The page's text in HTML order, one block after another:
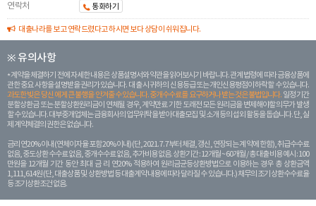
연락처
통화하기
대출나라를 보고 연락드렸다고 하시면 보다 상담이 쉬워집니다.
※ 유의사항
계약을 체결하기 전에 자세한 내용은 상품설명서와 약관을 읽어보시기 바랍니다. 관계 법령에 따라 금융상품에
관한 중요 사항을 설명받을 권리가 있습니다. 대 출 시 귀하의 신용등급 또는 개인신용평점이 하락할 수 있습니다.
과도한 빚은 당신 에게 큰 불행을 안겨줄 수 있습니다. 중개수수료를 요구하거나 받는 것은 불법입니다. 일정 기간
분할상환금 또는 분할상환원리금이 연체될 경우, 계약만료 기한 도래전 모든 원리금을 변제해야할 의무가 발생
할 수 있습니다. 대부중개업체는 금융회사의 업무위탁을 받아 대출모집 및 소개 등의 섭외 활동을 돕습니다. 단, 실
제 계약체결의 권한은 없습니다.
금리 연20% 이내 (연체이자율 포함 20% 이내) (단, 2021. 7. 7부터 체결, 갱신, 연장되는 계 약에 한함), 취급수수료
없음, 중도상환 수수료 없음, 중개수수료 없음, 추가비용 없음. 상환기간 : 12개월 ~ 60개월 / 총 대출 비용 예시 : 100
만원을 12개월 기간 동안 최대 금 리 연20% 적용하여 원리금균등상환방법으로 이용하는 경우 총 상환금액
1,111,614원 (단, 대출상품 및 상환방법 등 대출계약 내용에 따라 달라질 수 있습니다.) 채무의 조기 상환수수료율
등 조기상환조건 없음.